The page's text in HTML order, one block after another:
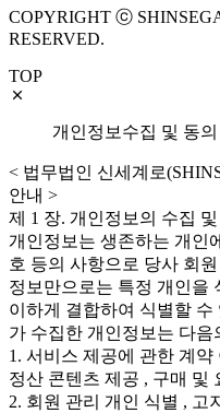
COPYRIGHT ⓒ
RESERVED.
TOP
개인정보수집 및 동의
< 법무법인 신세계로
안내 >
제 1 장. 개인정보의 수집
개인정보는 생존하는 개인
호 등의 사항으로 당사 회
정보만으로는 특정 개인을
이하게 결합하여 식별할
가 수집한 개인정보는 다
1. 서비스 제공에 관한 계
정산 콘텐츠 제공 , 구매 및
2. 회원 관리 개인 식별 , 고